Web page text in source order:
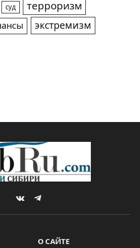
суд терроризм
экстремизм
VKontakteTelegram
О САЙТЕ